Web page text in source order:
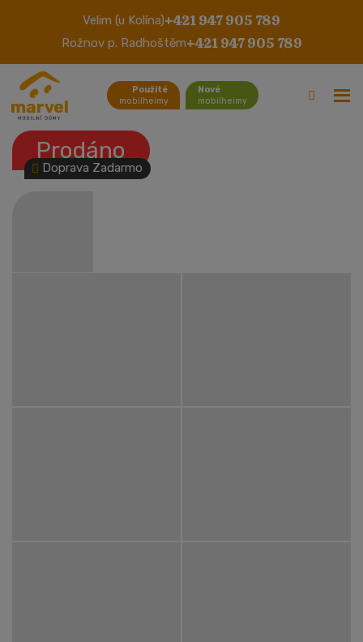
Velim (u Kolína)+421 947 905 789
Rožnov p. Radhoštěm+421 947 905 789
Použité
mobilheimy
Nové
mobilheimy
DELTA ASCOT
Doprava Zadarmo
Prodáno